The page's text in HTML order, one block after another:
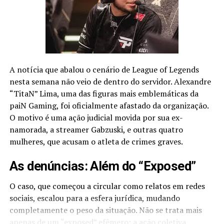
Transmissão das partidas
A parceria entre a Riot Games e a SporTV segue o
mesmo formato nesta Segunda Etapa. A emissora
confronto de todos os sábados da Fase de Grupos, além
das duas semifinais e da final, sempre às 13h.
A competição também terá transmissão todos os
sábados e domingos nos canais da Riot Games no
YouTubee noTwitch, também a partir das 13h.
Batalhas já definidas
Sábado, 03/06
13h – Red Canids x paiN Gaming
15h – T Show x ProGaming
A notícia que abalou o cenário de League of Legends
nesta semana não veio de dentro do servidor. Alexandre
“TitaN” Lima, uma das figuras mais emblemáticas da
paiN Gaming, foi oficialmente afastado da organização.
O motivo é uma ação judicial movida por sua ex-
namorada, a streamer Gabzuski, e outras quatro
mulheres, que acusam o atleta de crimes graves.
As denúncias: Além do “Exposed”
O caso, que começou a circular como relatos em redes
sociais, escalou para a esfera jurídica, mudando
completamente o peso da situação. Não se trata mais